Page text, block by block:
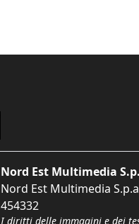
Nord Est Multimedia
Nord Est Multimedia
454332
I diritti delle immagini e dei